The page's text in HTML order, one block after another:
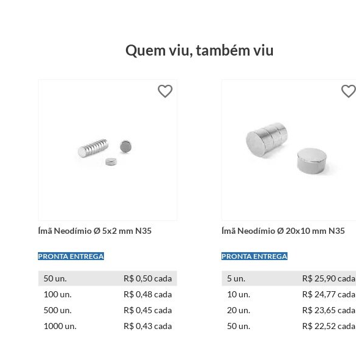
Quem viu, também viu
Ímã Neodímio Ø 5x2 mm N35
LEVE + PAGUE -
50un.
R$ 0,50 cada
100un.
R$ 0,48 cada
500un.
R$ 0,45 cada
1000un. R$ 0,43 cada
Ímã Neodímio Ø 20x10 mm N35
LEVE + PAGUE -
5 un.
R$ 25,90 cada
10un.
R$ 24,77 cada
20un.
R$ 23,65 cada
50un. R$ 22,52 cada